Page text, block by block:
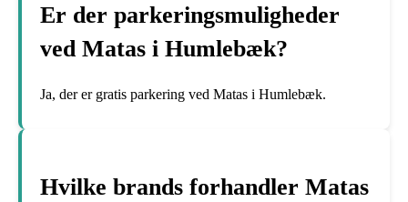
Er der parkeringsmuligheder
ved Matas i Humlebæk?
Ja, der er gratis parkering ved Matas i Humlebæk.
Hvilke brands forhandler Matas